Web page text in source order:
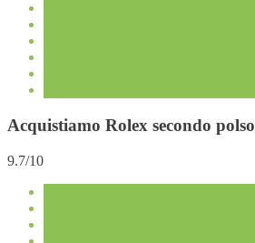
Acquistiamo Rolex secondo polso
9.7/10